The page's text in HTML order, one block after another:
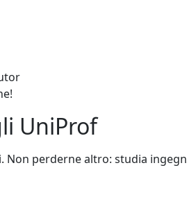
UniProf
Non perderne altro: studia